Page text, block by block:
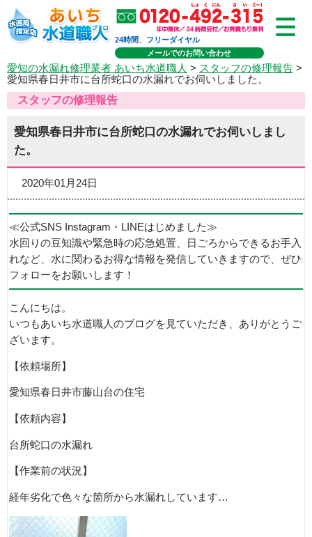
24時間、フリーダイヤル
メールでのお問い合わせ
愛知の水漏れ修理業者 あいち水道職人 > スタッフの修理報告 >
愛知県春日井市に台所蛇口の水漏れでお伺いしました。
スタッフの修理報告
愛知県春日井市に台所蛇口の水漏れでお伺いしまし
た。
2020年01月24日
≪公式SNS Instagram・LINEはじめました≫
水回りの豆知識や緊急時の応急処置、日ごろからできるお手入
れなど、水に関わるお得な情報を発信していきますので、ぜひ
フォローをお願いします！
こんにちは。
いつもあいち水道職人のブログを見ていただき、ありがとうご
ざいます。
【依頼場所】
愛知県春日井市藤山台の住宅
【依頼内容】
台所蛇口の水漏れ
【作業前の状況】
経年劣化で色々な箇所から水漏れしています…